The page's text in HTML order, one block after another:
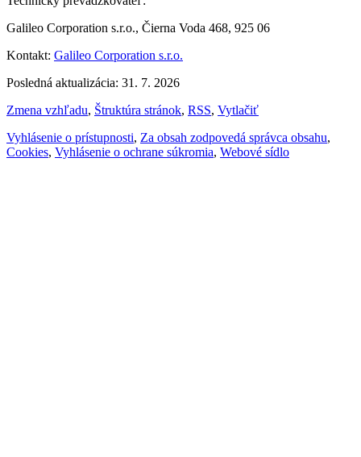
Galileo Corporation s.r.o., Čierna Voda 468, 925 06
Kontakt: Galileo Corporation s.r.o.
Posledná aktualizácia: 31. 7. 2026
Zmena vzhľadu, Štruktúra stránok, RSS, Vytlačiť
Vyhlásenie o prístupnosti, Za obsah zodpovedá správca obsahu,
Cookies, Vyhlásenie o ochrane súkromia, Webové sídlo